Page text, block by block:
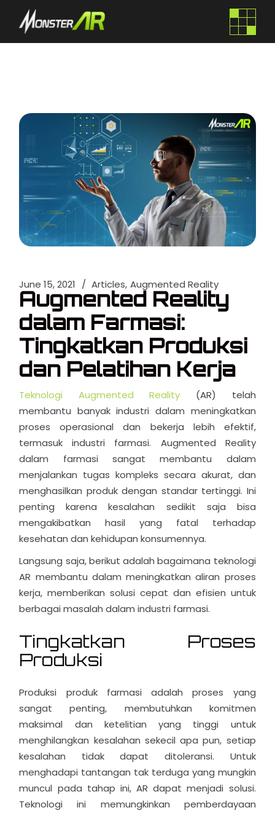
June 15, 2021 Articles Augmented Reality
Augmented Reality
dalam Farmasi:
Tingkatkan Produksi
dan Pelatihan Kerja
Teknologi Augmented Reality (AR) telah
membantu banyak industri dalam meningkatkan
proses operasional dan bekerja lebih efektif,
termasuk industri farmasi. Augmented Reality
dalam farmasi sangat membantu dalam
menjalankan tugas kompleks secara akurat, dan
menghasilkan produk dengan standar tertinggi. Ini
penting karena kesalahan sedikit saja bisa
mengakibatkan hasil yang fatal terhadap
kesehatan dan kehidupan konsumennya.
Langsung saja, berikut adalah bagaimana teknologi
AR membantu dalam meningkatkan aliran proses
kerja, memberikan solusi cepat dan efisien untuk
berbagai masalah dalam industri farmasi.
Tingkatkan Proses
Produksi
Produksi produk farmasi adalah proses yang
sangat penting, membutuhkan komitmen
maksimal dan ketelitian yang tinggi untuk
menghilangkan kesalahan sekecil apa pun, setiap
kesalahan tidak dapat ditoleransi. Untuk
menghadapi tantangan tak terduga yang mungkin
muncul pada tahap ini, AR dapat menjadi solusi.
Teknologi ini memungkinkan pemberdayaan